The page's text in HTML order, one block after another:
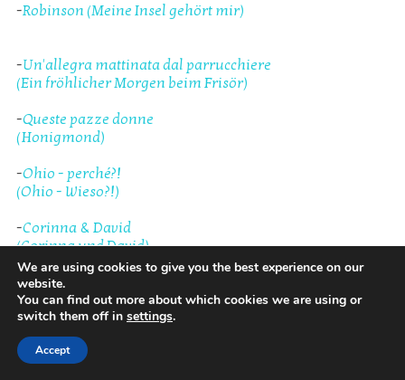
-Robinson (Meine Insel gehört mir)
-Un'allegra mattinata dal parrucchiere
(Ein fröhlicher Morgen beim Frisör)
-Queste pazze donne
(Honigmond)
-Ohio - perché?!
(Ohio - Wieso?!)
-Corinna & David
(Corinna und David)
-Errore nel Sistema
(Fehler im System)
-Rent a Friend
We are using cookies to give you the best experience on our
website.
You can find out more about which cookies we are using or
switch them off in settings.
Accept